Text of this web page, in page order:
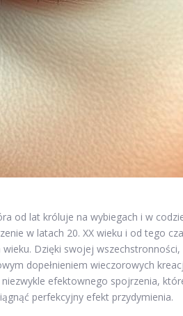
od lat króluje na wybiegach i w
w latach 20. XX wieku i od tego
Dzięki swojej
dopełnieniem wieczorowych
efektownego spojrzenia,
perfekcyjny efekt przydymienia.